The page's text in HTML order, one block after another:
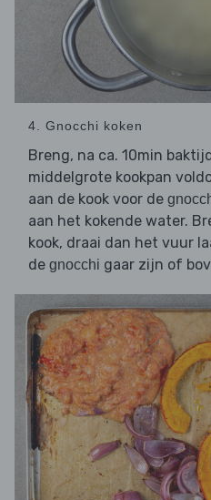
4. Gnocchi koken
Breng, na ca. 10min
middelgrote kookpan
aan de kook voor de
aan het kokende water.
kook, draai dan het vuur
de gnocchi gaar zijn of